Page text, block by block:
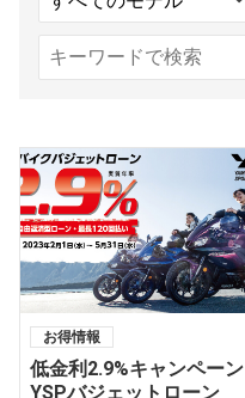
お得情報
低金利2.9%キャンペーン
YSPバジェットローン